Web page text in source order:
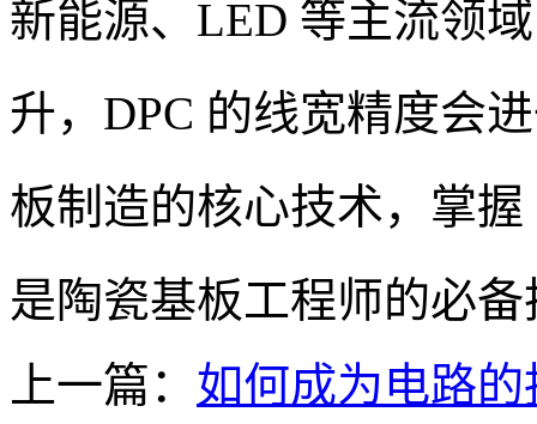
新能源、LED 等主流领
升，DPC 的线宽精度会
板制造的核心技术，掌
是陶瓷基板工程师的必备
上一篇： 如何成为电路